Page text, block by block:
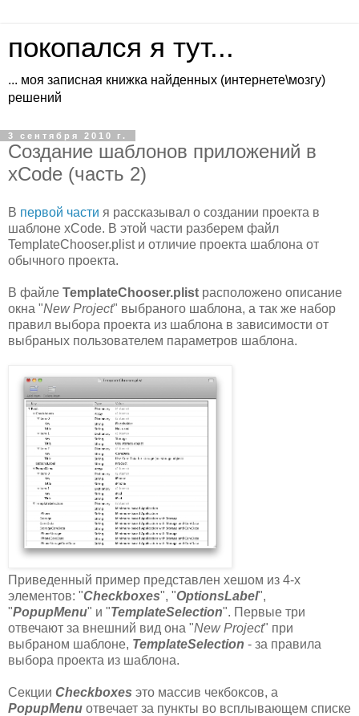
покопался я тут...
... моя записная книжка найденных (интернете\мозгу)
решений
3 сентября 2010 г.
Создание шаблонов приложений в
xCode (часть 2)
В первой части я рассказывал о создании проекта в
шаблоне xCode. В этой части разберем файл
TemplateChooser.plist и отличие проекта шаблона от
обычного проекта.
В файле TemplateChooser.plist расположено описание
окна "New Project" выбраного шаблона, а так же набор
правил выбора проекта из шаблона в зависимости от
выбраных пользователем параметров шаблона.
Приведенный пример представлен хешом из 4-х
элементов: "Checkboxes", "OptionsLabel",
"PopupMenu" и "TemplateSelection". Первые три
отвечают за внешний вид она "New Project" при
выбраном шаблоне, TemplateSelection - за правила
выбора проекта из шаблона.
Секции Checkboxes это массив чекбоксов, а
PopupMenu отвечает за пункты во всплывающем списке